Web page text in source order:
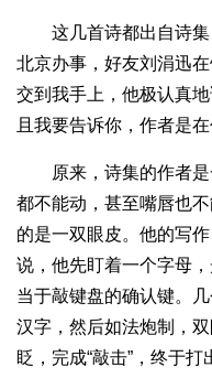
这几首诗都出自诗集
北京办事，好友刘涓迅
交到我手上，他极认真
且我要告诉你，作者是
原来，诗集的作者是
都不能动，甚至嘴唇也
的是一双眼皮。他的写
说，他先盯着一个字母
当于敲键盘的确认键。
汉字，然后如法炮制，
眨，完成“敲击”，终于打